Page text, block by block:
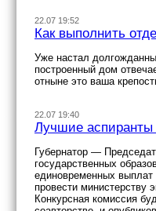
22.07 19:52
Как выполнить
Уже настал
построенный дом
отныне это ваша
22.07 19:40
Лучшие аспиранты
Губернатор —
государственных
единовременных выплат
провести министерству
Конкурсная комиссия